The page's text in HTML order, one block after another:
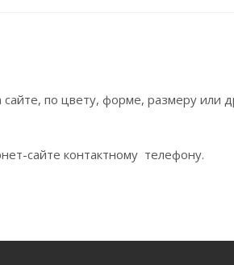
по цвету, форме, размеру или
сайте контактному телефону.